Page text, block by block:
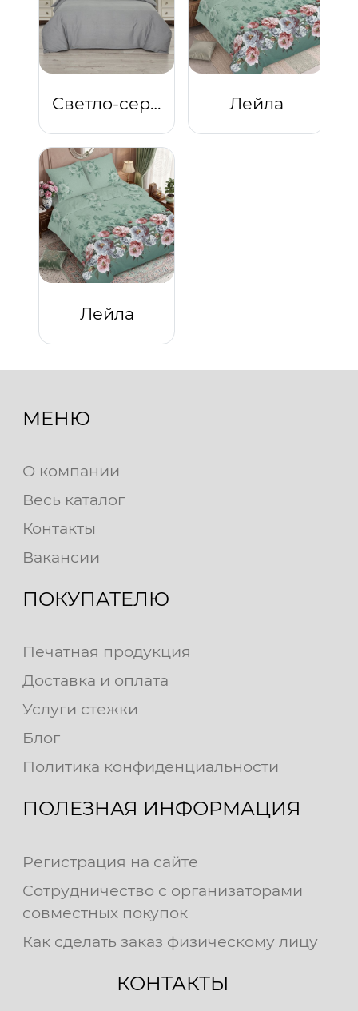
Светло-серый Лейла
Лейла
МЕНЮ
О компании
Весь каталог
Контакты
Вакансии
ПОКУПАТЕЛЮ
Печатная продукция
Доставка и оплата
Услуги стежки
Блог
Политика конфиденциальности
ПОЛЕЗНАЯ ИНФОРМАЦИЯ
Регистрация на сайте
Сотрудничество с организаторами
совместных покупок
Как сделать заказ физическому лицу
КОНТАКТЫ